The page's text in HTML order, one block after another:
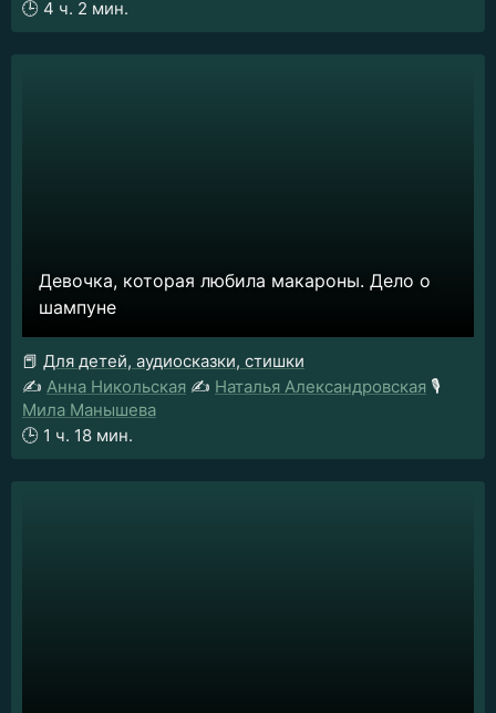
🕒 4 ч. 2 мин.
Девочка, которая любила макароны. Дело о
шампуне
📕 Для детей, аудиосказки, стишки
✍️ Анна Никольская ✍️ Наталья Александровская 🎙️
Мила Манышева
🕒 1 ч. 18 мин.